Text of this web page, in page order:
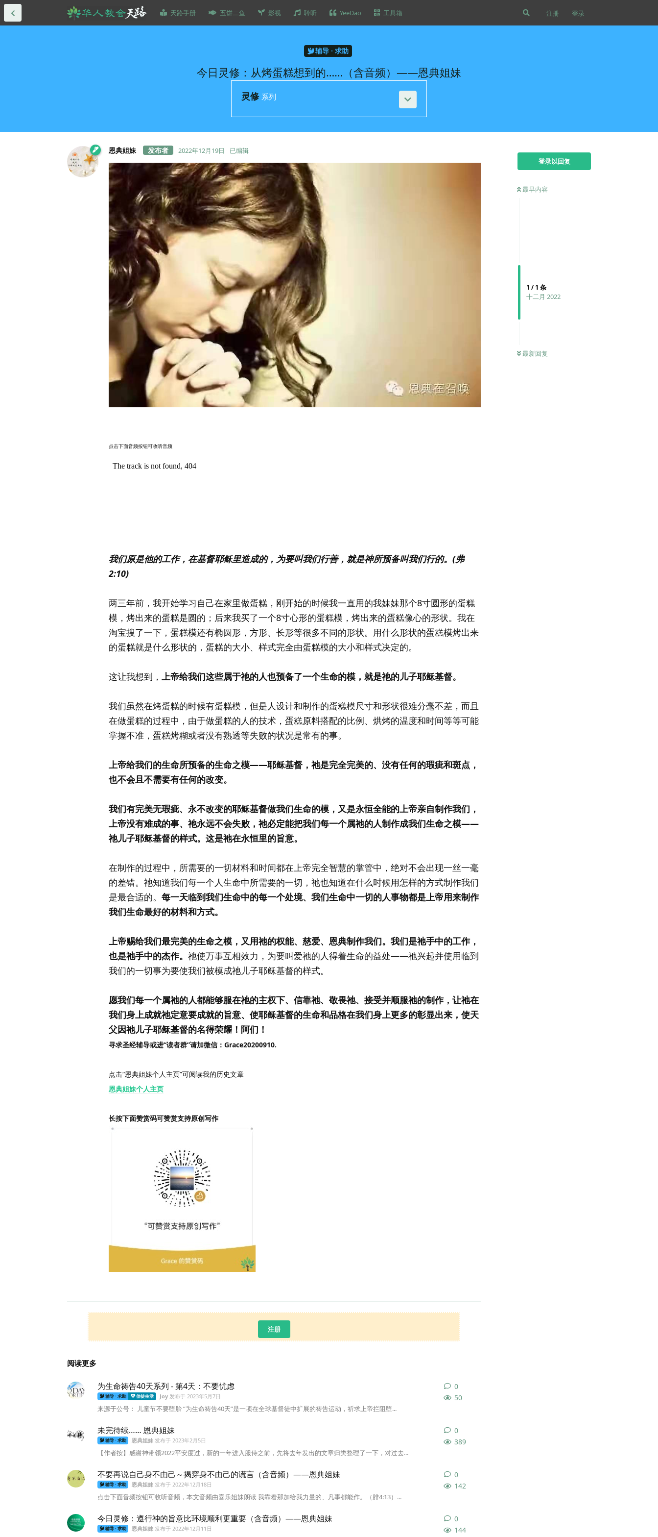
天路手册 五饼二鱼 影视 聆听 YeeDao 工具箱 注册 登录
辅导 · 求助
今日灵修：从烤蛋糕想到的……（含音频）——恩典姐妹
灵修 系列
登录以回复
最早内容
1 /1 条
十二月 2022
最新回复
恩典姐妹 2022年12月19日 已编辑
点击下面音频按钮可收听音频
我们原是他的工作，在基督耶稣里造成的，为要叫我们行善，就是神所预备叫我们行的。(弗
2:10)
两三年前，我开始学习自己在家里做蛋糕，刚开始的时候我一直用的我妹妹那个8寸圆形的蛋糕
模，烤出来的蛋糕是圆的；后来我买了一个8寸心形的蛋糕模，烤出来的蛋糕像心的形状。我在
淘宝搜了一下，蛋糕模还有椭圆形，方形、长形等很多不同的形状。用什么形状的蛋糕模烤出来
的蛋糕就是什么形状的，蛋糕的大小、样式完全由蛋糕模的大小和样式决定的。
这让我想到， 上帝给我们这些属于祂的人也预备了一个生命的模，就是祂的儿子耶稣基督。
我们虽然在烤蛋糕的时候有蛋糕模，但是人设计和制作的蛋糕模尺寸和形状很难分毫不差，而且
在做蛋糕的过程中，由于做蛋糕的人的技术，蛋糕原料搭配的比例、烘烤的温度和时间等等可能
掌握不准，蛋糕烤糊或者没有熟透等失败的状况是常有的事。
上帝给我们的生命所预备的生命之模——耶稣基督，祂是完全完美的、没有任何的瑕疵和斑点，
也不会且不需要有任何的改变。
我们有完美无瑕疵、永不改变的耶稣基督做我们生命的模，又是永恒全能的上帝亲自制作我们，
上帝没有难成的事、祂永远不会失败，祂必定能把我们每一个属祂的人制作成我们生命之模——
祂儿子耶稣基督的样式。这是祂在永恒里的旨意。
在制作的过程中，所需要的一切材料和时间都在上帝完全智慧的掌管中，绝对不会出现一丝一毫
的差错。祂知道我们每一个人生命中所需要的一切，祂也知道在什么时候用怎样的方式制作我们
是最合适的。 每一天临到我们生命中的每一个处境、我们生命中一切的人事物都是上帝用来制作
我们生命最好的材料和方式。
上帝赐给我们最完美的生命之模，又用祂的权能、慈爱、恩典制作我们。我们是祂手中的工作，
也是祂手中的杰作。 祂使万事互相效力，为要叫爱祂的人得着生命的益处——祂兴起并使用临到
我们的一切事为要使我们被模成祂儿子耶稣基督的样式。
愿我们每一个属祂的人都能够服在祂的主权下、信靠祂、敬畏祂、接受并顺服祂的制作，让祂在
我们身上成就祂定意要成就的旨意、使耶稣基督的生命和品格在我们身上更多的彰显出来，使天
父因祂儿子耶稣基督的名得荣耀！阿们！
寻求圣经辅导或进“读者群”请加微信：Grace20200910.
点击“恩典姐妹个人主页”可阅读我的历史文章
恩典姐妹个人主页
长按下面赞赏码可赞赏支持原创写作
注册
阅读更多
为生命祷告40天系列 - 第4天：不要忧虑
辅导 · 求助 信徒生活 Joy发布于 2023年5月7日 50
来源于公号： 儿童节不要堕胎 “为生命祷告40天”是一项在全球基督徒中扩展的祷告运动，祈求上帝拦阻堕...
0
未完待续…… 恩典姐妹
辅导 · 求助 恩典姐妹 发布于2023年2月5日 389
【作者按】感谢神带领2022平安度过，新的一年进入服侍之前，先将去年发出的文章归类整理了一下，对过去...
0
不要再说自己身不由己～揭穿身不由己的谎言（含音频）——恩典姐妹
辅导 · 求助 恩典姐妹 发布于2022年12月18日 142
点击下面音频按钮可收听音频，本文音频由喜乐姐妹朗读 我靠着那加给我力量的、凡事都能作。（腓4:13）...
0
今日灵修：遵行神的旨意比环境顺利更重要（含音频）——恩典姐妹
辅导 · 求助 恩典姐妹 发布于2022年12月11日 144
0